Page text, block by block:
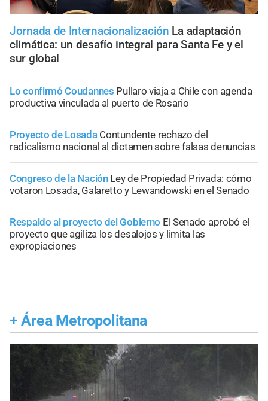
Jornada de Internacionalización La adaptación
climática: un desafío integral para Santa Fe y el
sur global
Lo confirmó Coudannes Pullaro viaja a Chile con agenda
productiva vinculada al puerto de Rosario
Proyecto de Losada Contundente rechazo del
radicalismo nacional al dictamen sobre falsas denuncias
Congreso de la Nación Ley de Propiedad Privada: cómo
votaron Losada, Galaretto y Lewandowski en el Senado
Respaldo al proyecto del Gobierno El Senado aprobó el
proyecto que agiliza los desalojos y limita las
expropiaciones
+ Área Metropolitana